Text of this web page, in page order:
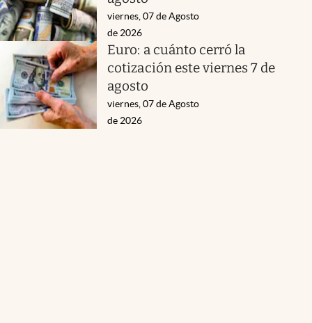
viernes, 07 de Agosto
de 2026
Euro: a cuánto cerró la
cotización este viernes 7 de
agosto
viernes, 07 de Agosto
de 2026